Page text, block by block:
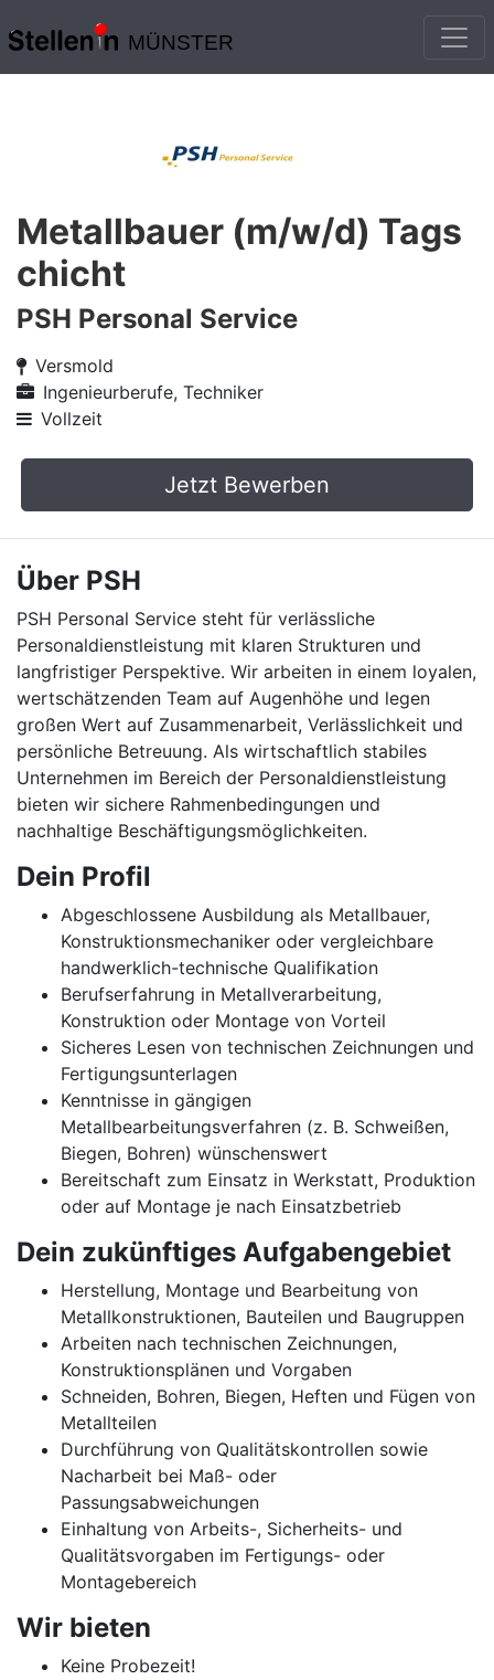
MÜNSTER
Metallbauer (m/w/d) Tags
chicht
PSH Personal Service
Versmold
Ingenieurberufe, Techniker
Vollzeit
Jetzt Bewerben
Über PSH
PSH Personal Service steht für verlässliche
Personaldienstleistung mit klaren Strukturen und
langfristiger Perspektive. Wir arbeiten in einem loyalen,
wertschätzenden Team auf Augenhöhe und legen
großen Wert auf Zusammenarbeit, Verlässlichkeit und
persönliche Betreuung. Als wirtschaftlich stabiles
Unternehmen im Bereich der Personaldienstleistung
bieten wir sichere Rahmenbedingungen und
nachhaltige Beschäftigungsmöglichkeiten.
Dein Profil
Abgeschlossene Ausbildung als Metallbauer,
Konstruktionsmechaniker oder vergleichbare
handwerklich-technische Qualifikation
Berufserfahrung in Metallverarbeitung,
Konstruktion oder Montage von Vorteil
Sicheres Lesen von technischen Zeichnungen und
Fertigungsunterlagen
Kenntnisse in gängigen
Metallbearbeitungsverfahren (z. B. Schweißen,
Biegen, Bohren) wünschenswert
Bereitschaft zum Einsatz in Werkstatt, Produktion
oder auf Montage je nach Einsatzbetrieb
Dein zukünftiges Aufgabengebiet
Herstellung, Montage und Bearbeitung von
Metallkonstruktionen, Bauteilen und Baugruppen
Arbeiten nach technischen Zeichnungen,
Konstruktionsplänen und Vorgaben
Schneiden, Bohren, Biegen, Heften und Fügen von
Metallteilen
Durchführung von Qualitätskontrollen sowie
Nacharbeit bei Maß- oder
Passungsabweichungen
Einhaltung von Arbeits-, Sicherheits- und
Qualitätsvorgaben im Fertigungs- oder
Montagebereich
Wir bieten
Keine Probezeit!